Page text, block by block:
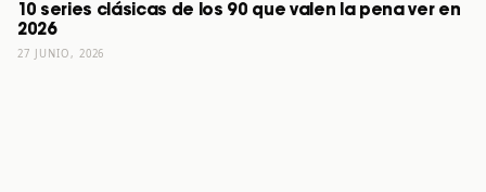
10 series clásicas de los 90 que valen la pena ver en
2026
27 JUNIO, 2026